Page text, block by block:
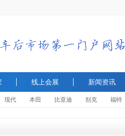
线上会展 新闻资讯
现代 本田 比亚迪 别克 福特